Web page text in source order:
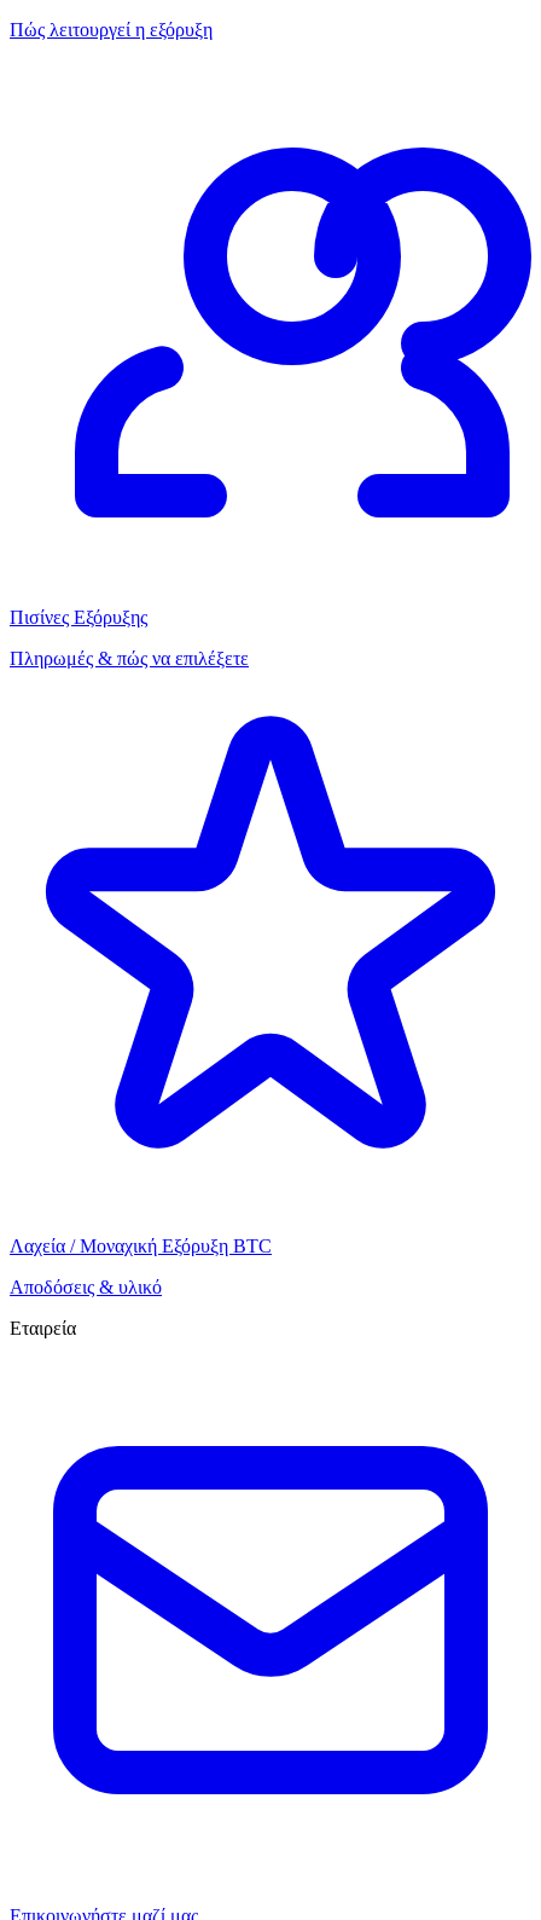
Πώς λειτουργεί η εξόρυξη
Πισίνες Εξόρυξης
Πληρωμές & πώς να επιλέξετε
Λαχεία / Μοναχική Εξόρυξη BTC
Αποδόσεις & υλικό
Εταιρεία
Επικοινωνήστε μαζί μας